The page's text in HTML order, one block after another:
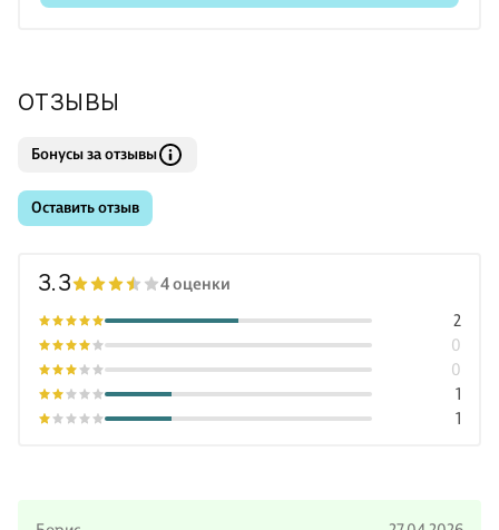
ОТЗЫВЫ
Бонусы за отзывы
Оставить отзыв
3.3 4 оценки
1
1
0
0
2